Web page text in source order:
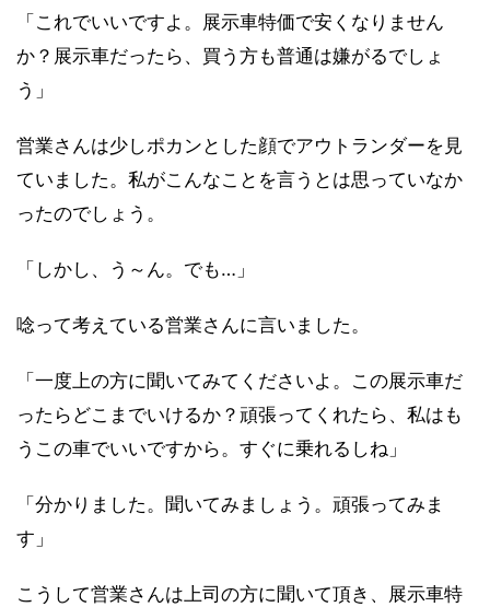
「これでいいですよ。展示車特価で安くなりません
か？展示車だったら、買う方も普通は嫌がるでしょ
う」
営業さんは少しポカンとした顔でアウトランダーを見
ていました。私がこんなことを言うとは思っていなか
ったのでしょう。
「しかし、う～ん。でも…」
唸って考えている営業さんに言いました。
「一度上の方に聞いてみてくださいよ。この展示車だ
ったらどこまでいけるか？頑張ってくれたら、私はも
うこの車でいいですから。すぐに乗れるしね」
「分かりました。聞いてみましょう。頑張ってみま
す」
こうして営業さんは上司の方に聞いて頂き、展示車特